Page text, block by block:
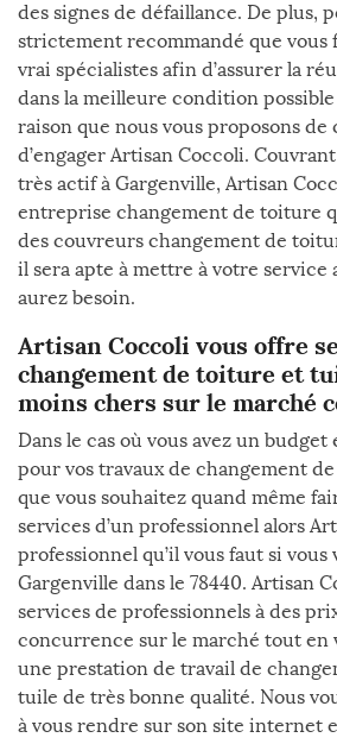
des signes de défaillance. De plus,
strictement recommandé que vous
vrai spécialistes afin d’assurer la
dans la meilleure condition
raison que nous vous proposons
d’engager Artisan Coccoli.
très actif à Gargenville, Artisan
entreprise changement de toiture
des couvreurs changement de
il sera apte à mettre à votre service
aurez besoin.
Artisan Coccoli vous offre
changement de toiture et
moins chers sur le marché
Dans le cas où vous avez un
pour vos travaux de changement
que vous souhaitez quand même
services d’un professionnel alors
professionnel qu’il vous faut si vous
Gargenville dans le 78440. Artisan
services de professionnels à des
concurrence sur le marché tout en
une prestation de travail de
tuile de très bonne qualité. Nous
à vous rendre sur son site internet